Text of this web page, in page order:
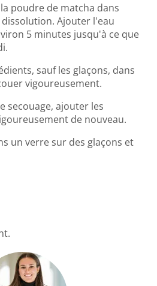
poudre de matcha dans
Ajouter l'eau
5 minutes jusqu'à ce que
sauf les glaçons, dans
vigoureusement.
secouage, ajouter les
de nouveau.
un verre sur des glaçons et